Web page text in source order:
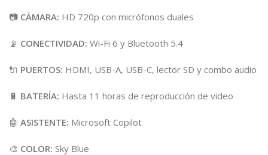
📷 CÁMARA: HD 720p con micrófonos duales
📡 CONECTIVIDAD: Wi-Fi 6 y Bluetooth 5.4
🔌 PUERTOS: HDMI, USB-A, USB-C, lector SD y combo audio
🔋 BATERÍA: Hasta 11 horas de reproducción de video
🤖 ASISTENTE: Microsoft Copilot
🎨 COLOR: Sky Blue